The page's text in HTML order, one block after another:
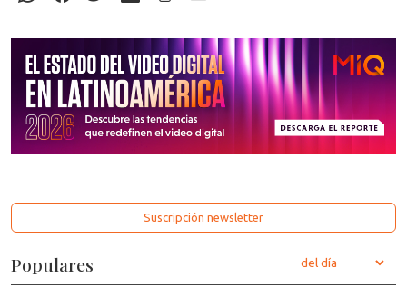
Suscripción newsletter
Populares